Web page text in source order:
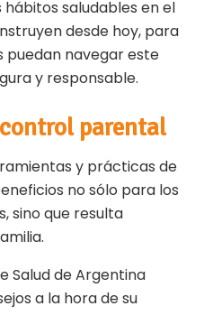
saludables en el
desde hoy, para
puedan navegar este
y responsable.
parental
y prácticas de
no sólo para los
sino que resulta
Salud de Argentina
a la hora de su